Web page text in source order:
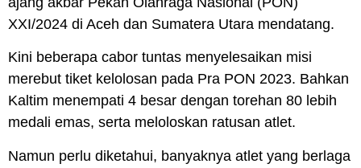
XXI/2024 di Aceh dan Sumatera Utara mendatang.
Kini beberapa cabor tuntas menyelesaikan misi
merebut tiket kelolosan pada Pra PON 2023. Bahkan
Kaltim menempati 4 besar dengan torehan 80 lebih
medali emas, serta meloloskan ratusan atlet.
Namun perlu diketahui, banyaknya atlet yang berlaga